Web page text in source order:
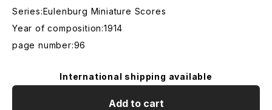
Series:Eulenburg Miniature Scores
Year of composition:1914
page number:96
International shipping available
Add to cart